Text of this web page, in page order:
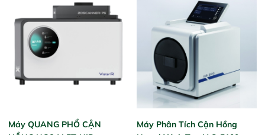
thức ăn chăn nuôi, nguyên liệu
thực phẩm, nông sản,..
liệu để tăng chỉ số ROI cho doanh
Máy QUANG PHỔ CẬN
Máy Phân Tích Cận Hồng